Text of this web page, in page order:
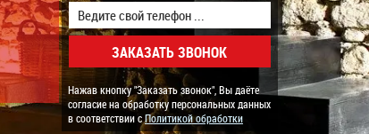
Нажав кнопку "Заказать звонок", Вы даёте
согласие на обработку персональных данных
в соответствии сПолитикой обработки